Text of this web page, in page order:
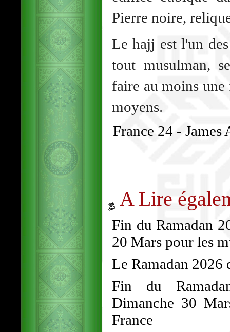
Pierre noire,
Le hajj est l'un
tout musulman,
faire au moins une
moyens.
France 24 - James
A Lire
Fin du Ramadan
20 Mars pour les
Le Ramadan 2026
Fin du
Dimanche 30
France